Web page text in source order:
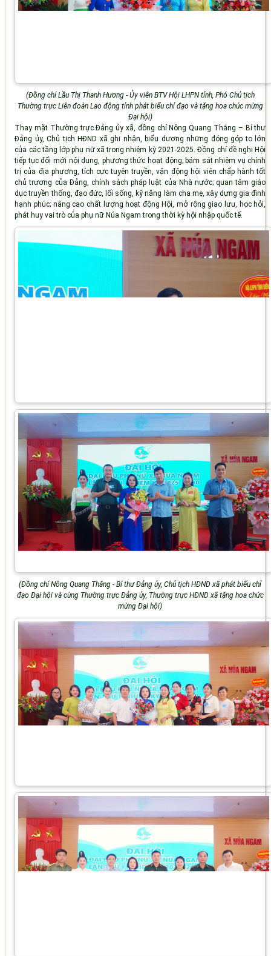
(Đồng chí Lầu Thị Thanh Hương - Ủy viên BTV Hội LHPN tỉnh, Phó Chủ tịch
Thường trực Liên đoàn Lao động tỉnh phát biểu chỉ đạo và tặng hoa chúc mừng
Đại hội)
Thay mặt Thường trực Đảng ủy xã, đồng chí Nông Quang Thắng – Bí thư
Đảng ủy, Chủ tịch HĐND xã ghi nhận, biểu dương những đóng góp to lớn
của các tầng lớp phụ nữ xã trong nhiệm kỳ 2021-2025. Đồng chí đề nghị Hội
tiếp tục đổi mới nội dung, phương thức hoạt động; bám sát nhiệm vụ chính
trị của địa phương, tích cực tuyên truyền, vận động hội viên chấp hành tốt
chủ trương của Đảng, chính sách pháp luật của Nhà nước; quan tâm giáo
dục truyền thống, đạo đức, lối sống, kỹ năng làm cha mẹ, xây dựng gia đình
hạnh phúc; nâng cao chất lượng hoạt động Hội, mở rộng giao lưu, học hỏi,
phát huy vai trò của phụ nữ Núa Ngam trong thời kỳ hội nhập quốc tế.
(Đồng chí Nông Quang Thắng - Bí thư Đảng ủy, Chủ tịch HĐND xã phát biểu chỉ
đạo Đại hội và cùng Thường trực Đảng ủy, Thường trực HĐND xã tặng hoa chức
mừng Đại hội)